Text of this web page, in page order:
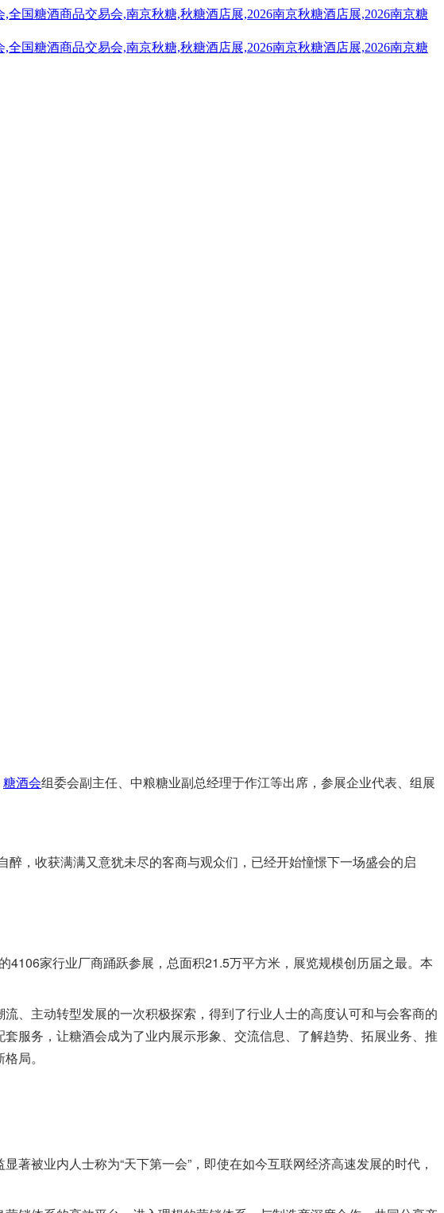
糖酒会组委会副主任、中粮糖业副总经理于作江等出席，参展企业代表、组展
，收获满满又意犹未尽的客商与观众们，已经开始憧憬下一场盛会的启
4106家行业厂商踊跃参展，总面积21.5万平方米，展览规模创历届之最。本
、主动转型发展的一次积极探索，得到了行业人士的高度认可和与会客商的
服务，让糖酒会成为了业内展示形象、交流信息、了解趋势、拓展业务、推
局。
被业内人士称为“天下第一会”，即使在如今互联网经济高速发展的时代，